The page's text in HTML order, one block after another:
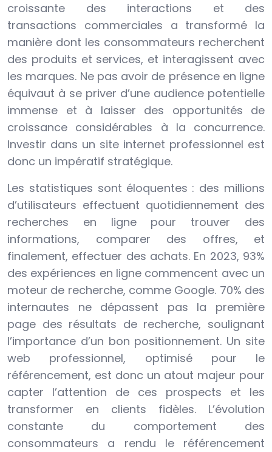
croissante des interactions et des
transactions commerciales a transformé la
manière dont les consommateurs recherchent
des produits et services, et interagissent avec
les marques. Ne pas avoir de présence en ligne
équivaut à se priver d’une audience potentielle
immense et à laisser des opportunités de
croissance considérables à la concurrence.
Investir dans un site internet professionnel est
donc un impératif stratégique.
Les statistiques sont éloquentes : des millions
d’utilisateurs effectuent quotidiennement des
recherches en ligne pour trouver des
informations, comparer des offres, et
finalement, effectuer des achats. En 2023, 93%
des expériences en ligne commencent avec un
moteur de recherche, comme Google. 70% des
internautes ne dépassent pas la première
page des résultats de recherche, soulignant
l’importance d’un bon positionnement. Un site
web professionnel, optimisé pour le
référencement, est donc un atout majeur pour
capter l’attention de ces prospects et les
transformer en clients fidèles. L’évolution
constante du comportement des
consommateurs a rendu le référencement